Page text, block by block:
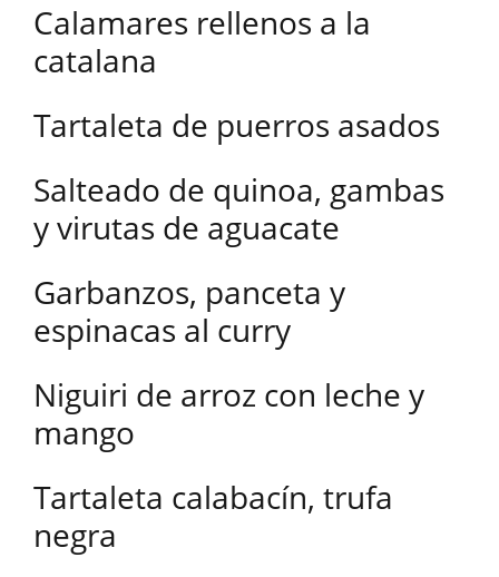
Calamares rellenos a la
catalana
Tartaleta de puerros asados
Salteado de quinoa, gambas
y virutas de aguacate
Garbanzos, panceta y
espinacas al curry
Niguiri de arroz con leche y
mango
Tartaleta calabacín, trufa
negra